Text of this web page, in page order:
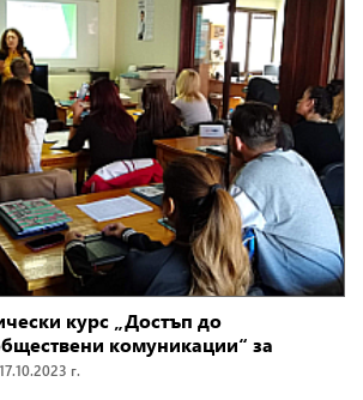
курс „Достъп до
комуникации“ за
17.10.2023 г.